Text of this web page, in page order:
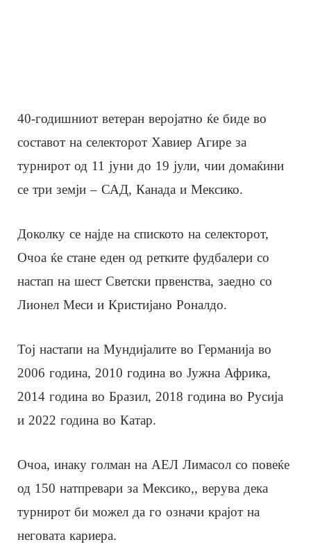
40-годишниот ветеран веројатно ќе биде во
составот на селекторот Хавиер Агире за
турнирот од 11 јуни до 19 јули, чии домаќини
се три земји – САД, Канада и Мексико.
Доколку се најде на спиското на селекторот,
Очоа ќе стане еден од ретките фудбалери со
настап на шест Светски првенства, заедно со
Лионел Меси и Кристијано Роналдо.
Тој настапи на Мундијалите во Германија во
2006 година, 2010 година во Јужна Африка,
2014 година во Бразил, 2018 година во Русија
и 2022 година во Катар.
Очоа, инаку голман на АЕЛ Лимасол со повеќе
од 150 натпревари за Мексико,, верува дека
турнирот би можел да го означи крајот на
неговата кариера.